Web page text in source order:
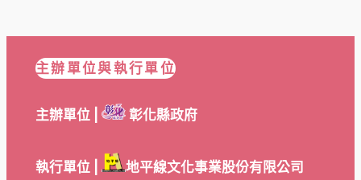
主辦單位與執行單位
主辦單位 | 彰化縣政府
執行單位 | 地平線文化事業股份有限公司